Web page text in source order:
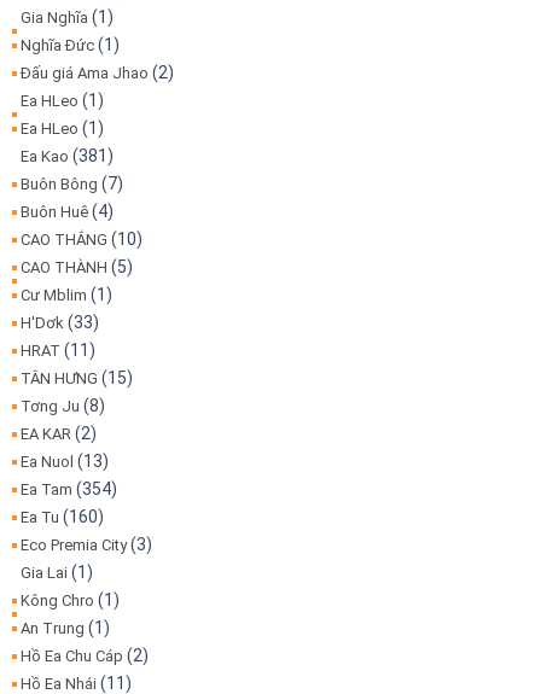
Gia Nghĩa (1)
Nghĩa Đức (1)
Đấu giá Ama Jhao (2)
Ea HLeo (1)
Ea HLeo (1)
Ea Kao (381)
Buôn Bông (7)
Buôn Huê (4)
CAO THẮNG (10)
CAO THÀNH (5)
Cư Mblim (1)
H'Dơk (33)
HRAT (11)
TÂN HƯNG (15)
Tơng Ju (8)
EA KAR (2)
Ea Nuol (13)
Ea Tam (354)
Ea Tu (160)
Eco Premia City(3)
Gia Lai (1)
Kông Chro (1)
An Trung (1)
Hồ Ea Chu Cáp (2)
Hồ Ea Nhái (11)